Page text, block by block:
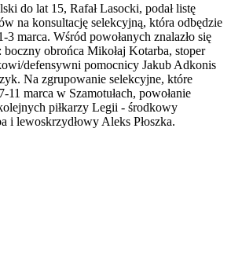
do lat 15, Rafał Lasocki, podał listę
na konsultację selekcyjną, która odbędzie
marca. Wśród powołanych znalazło się
boczny obrońca Mikołaj Kotarba, stoper
defensywni pomocnicy Jakub Adkonis
Na zgrupowanie selekcyjne, które
11 marca w Szamotułach, powołanie
piłkarzy Legii - środkowy
i lewoskrzydłowy Aleks Płoszka.